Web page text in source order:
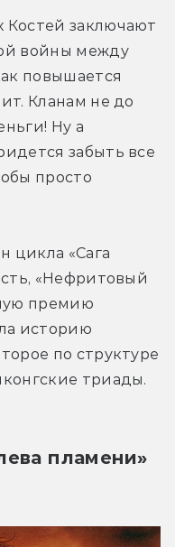
заключают
войны между
повышается
Кланам не до
Ну а
забыть все
просто
цикла «Сага
«Нефритовый
премию
историю
по структуре
триады.
пламени»